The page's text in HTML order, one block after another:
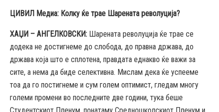
ЦИВИЛ Медиа: Колку ќе трае Шарената револуција?
ХАЏИ – АНГЕЛКОВСКИ: Шарената револуција ќе трае се
додека не достигнеме до слобода, до правна држава, до
држава која што е сплотена, правдата еднакво ќе важи за
сите, а нема да биде селективна. Мислам дека ќе успееме
тоа да го постигнеме и сум голем оптимист, гледам многу
големи промени во последните две години, тука беше